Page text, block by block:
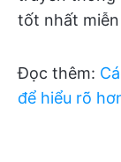
tốt nhất
Đọc thêm:
để hiểu rõ